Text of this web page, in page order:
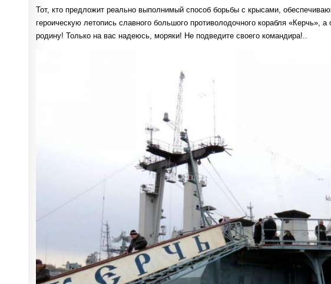
Тот, кто предложит реально выполнимый способ борьбы с крысами,
героическую летопись славного большого противолодочного корабля
родину! Только на вас надеюсь, моряки! Не подведите своего командира!..